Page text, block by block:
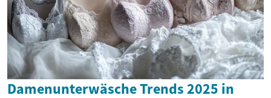
Damenunterwäsche Trends 2025 in